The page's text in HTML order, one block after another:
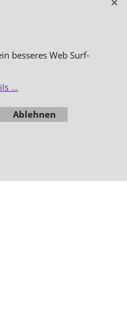
mit
Shop
besseres Web Surf-
...
Ablehnen